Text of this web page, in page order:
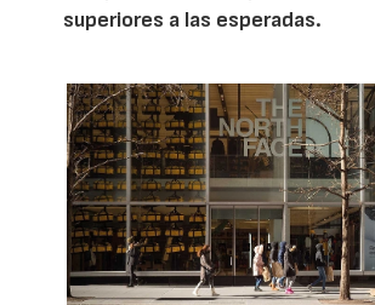
superiores a las esperadas.